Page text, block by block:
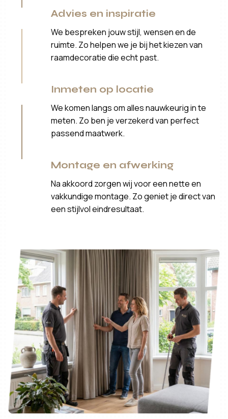
Advies en inspiratie
We bespreken jouw stijl, wensen en de
ruimte. Zo helpen we je bij het kiezen van
raamdecoratie die echt past.
Inmeten op locatie
We komen langs om alles nauwkeurig in te
meten. Zo ben je verzekerd van perfect
passend maatwerk.
Montage en afwerking
Na akkoord zorgen wij voor een nette en
vakkundige montage. Zo geniet je direct van
een stijlvol eindresultaat.